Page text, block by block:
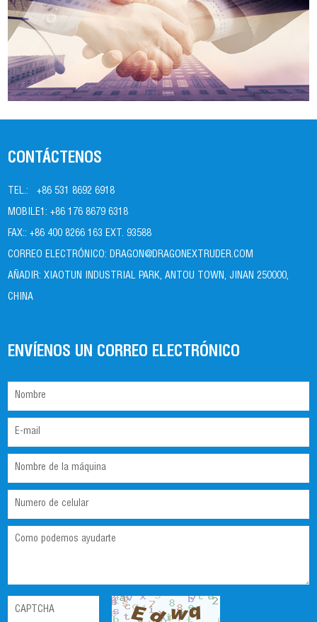
CONTÁCTENOS
TEL.: +86 531 8692 6918
MOBILE1: +86 176 8679 6318
FAX:: +86 400 8266 163 EXT. 93588
CORREO ELECTRÓNICO: DRAGON@DRAGONEXTRUDER.COM
AÑADIR:XIAOTUN INDUSTRIAL PARK, ANTOU TOWN, JINAN 250000,
CHINA
ENVÍENOS UN CORREO ELECTRÓNICO